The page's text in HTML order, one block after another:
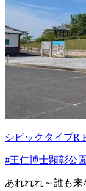
シビックタイプR
#王仁博士顕彰公園
あれれれ～誰も